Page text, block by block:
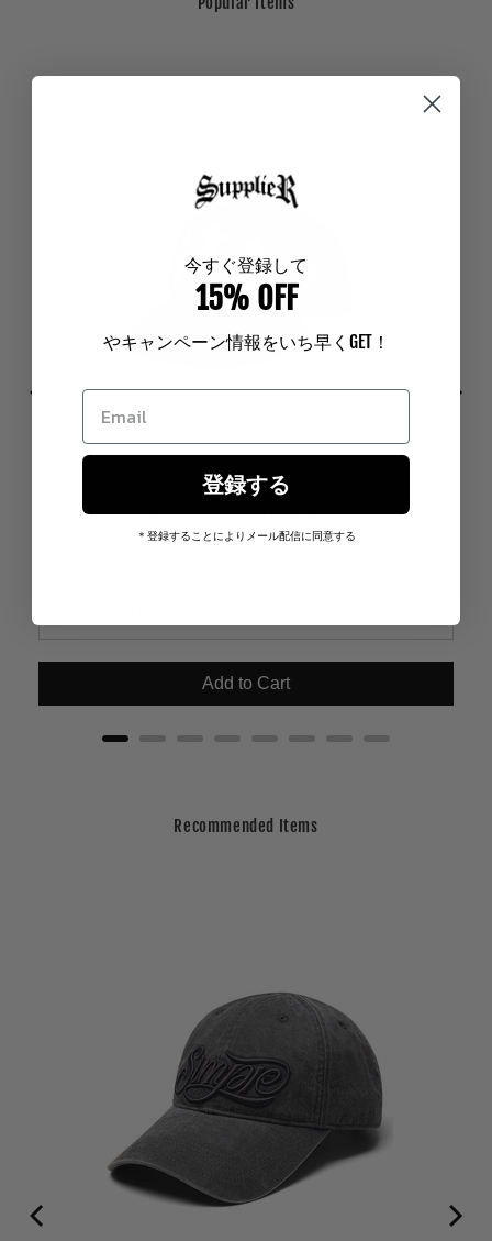
Cross Leather Patch Mesh Cap
Add to Cart
Recommended Items
今すぐ登録して
15% OFF
やキャンペーン情報をいち早く GET！
登録する
＊登録することによりメール配信に同意する